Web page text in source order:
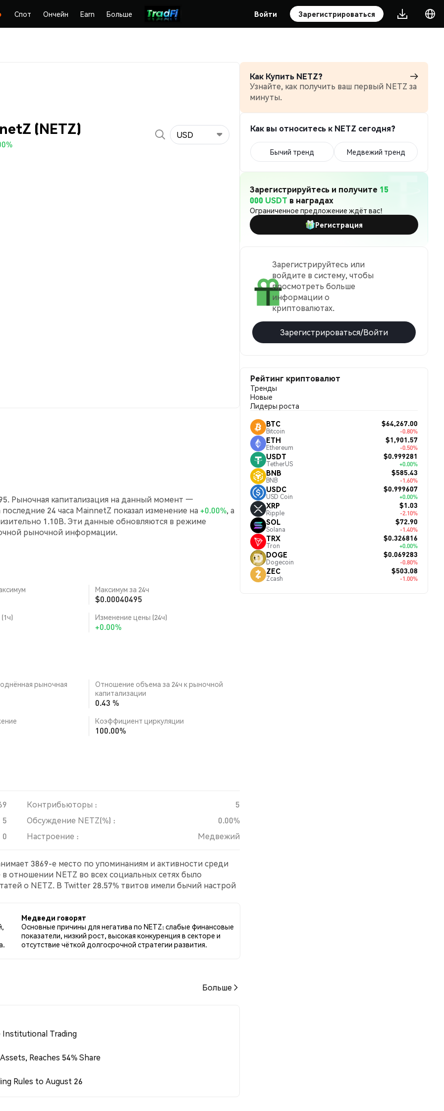
Спот Ончейн Earn Больше Войти Зарегистрироваться
(NETZ) USD
Рыночная капитализация на данный момент —
24 часа MainnetZ показал изменение на +0.00%, а
1.10B. Эти данные обновляются в режиме
рыночной информации.
Максимум за 24ч
$0.00040495
Изменение цены (24ч)
+0.00%
рыночная
Отношение объема за 24ч к рыночной
капитализации
0.43 %
Коэффициент циркуляции
100.00%
Контрибьюторы :
5
5 Обсуждение NETZ(%) :
0.00%
0 Настроение : Медвежий
3869-е место по упоминаниям и активности среди
отношении NETZ во всех социальных сетях было
о NETZ. В Twitter 28.57% твитов имели бычий настрой
Медведи говорят
Основные причины для негатива по NETZ: слабые финансовые
показатели, низкий рост, высокая конкуренция в секторе и
отсутствие чёткой долгосрочной стратегии развития.
Больше
Institutional Trading
Reaches 54% Share
Rules to August 26
Как Купить NETZ?
Узнайте, как получить ваш первый NETZ за
минуты.
Как вы относитесь к NETZ сегодня?
Бычий тренд Медвежий тренд
Зарегистрируйтесь и получите 15
000 USDT в наградах
Ограниченное предложение ждёт вас!
Регистрация
Зарегистрируйтесь или
войдите в систему, чтобы
просмотреть больше
информации о
криптовалютах.
Зарегистрироваться/Войти
Рейтинг криптовалют
Тренды
Новые
Лидеры роста
BTC
Bitcoin
$64,267.00
-0.80%
ETH
Ethereum
$1,901.57
-0.50%
USDT
TetherUS
$0.999281
+0.00%
BNB
BNB
$585.43
-1.60%
USDC
USD Coin
$0.999607
+0.00%
XRP
Ripple
$1.03
-2.10%
SOL
Solana
$72.90
-1.40%
TRX
Tron
$0.326816
+0.00%
DOGE
Dogecoin
$0.069283
-0.80%
ZEC
Zcash
$503.08
-1.00%